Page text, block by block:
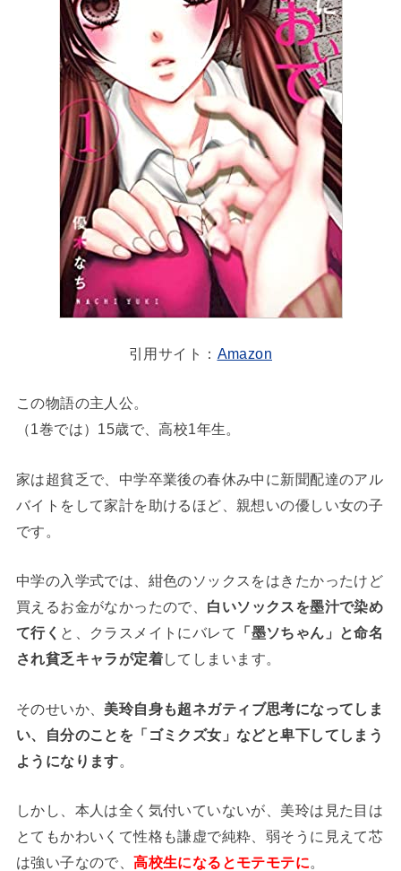
引用サイト： Amazon
この物語の主人公。
（1巻では）15歳で、高校1年生。
家は超貧乏で、中学卒業後の春休み中に新聞配達のアル
バイトをして家計を助けるほど、親想いの優しい女の子
です。
中学の入学式では、紺色のソックスをはきたかったけど
買えるお金がなかったので、 白いソックスを墨汁で染め
て行く と、クラスメイトにバレて
「墨ソちゃん」と命名
され貧乏キャラが定着してしまいます。
そのせいか、 美玲自身も超ネガティブ思考になってしま
い、自分のことを「ゴミクズ女」などと卑下してしまう
ようになります
しかし、本人は全く気付いていないが、美玲は見た目は
とてもかわいくて性格も謙虚で純粋、弱そうに見えて芯
は強い子なので、高校生になるとモテモテに。